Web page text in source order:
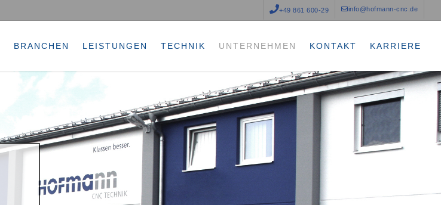
+49 861 600-29 info@hofmann-cnc.de
BRANCHEN LEISTUNGEN TECHNIK UNTERNEHMEN KONTAKT KARRIERE